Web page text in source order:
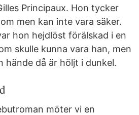
Principaux. Hon tycker
men kan inte vara säker.
hon hejdlöst förälskad i en
skulle kunna vara han, men
hände då är höljt i dunkel.
möter vi en